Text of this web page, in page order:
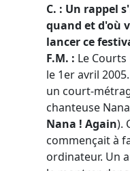
C. : Un rappel
quand et d'où
lancer ce
F.M. : Le
le 1er avril
un court-
chanteuse
Nana ! Again).
commençait à
ordinateur. Un